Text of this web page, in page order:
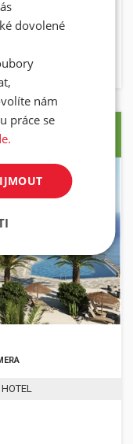
HOTEL
dovolené
nám
práce se